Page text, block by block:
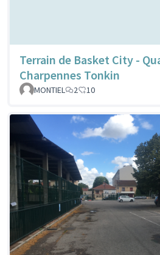
Terrain de Basket City -
Charpennes Tonkin
MONTIEL 2 10